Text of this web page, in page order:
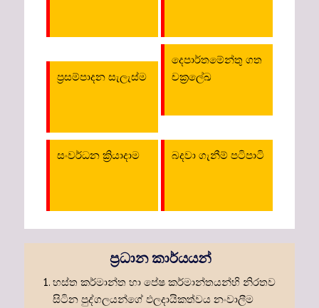
ප්‍රසම්පාදන සැලැස්ම
දෙපාර්තමේන්තු ගත
චක්‍රලේඛ
සංවර්ධන ක්‍රියාදාම බදවා ගැනීම් පටිපාටි
ප්‍රධාන කාර්යයන්
හස්ත කර්මාන්ත හා පේෂ කර්මාන්තයන්හි නිරතව
සිටින පුද්ගලයන්ගේ ඵලදායිකත්වය නංවාලීම